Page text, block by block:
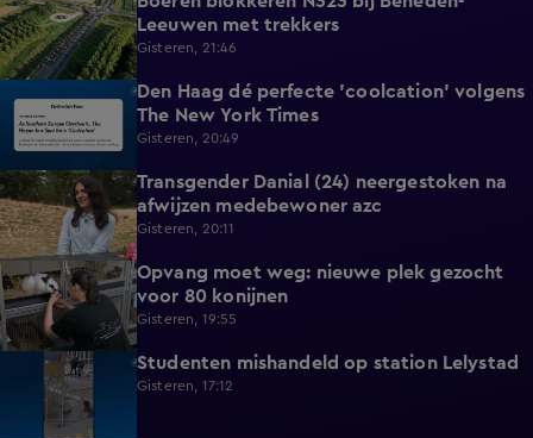
Leeuwen met trekkers
Gisteren, 21:46
Den Haag dé perfecte 'coolcation' volgens
The New York Times
Gisteren, 20:49
2:04
Transgender Danial (24) neergestoken na
afwijzen medebewoner azc
Gisteren, 20:11
1:56
Opvang moet weg: nieuwe plek gezocht
voor 80 konijnen
Gisteren, 19:55
Studenten mishandeld op station Lelystad
Gisteren, 17:12